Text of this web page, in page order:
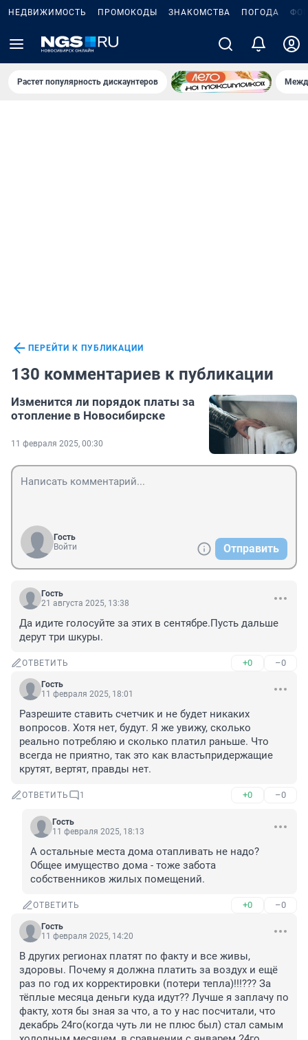
НЕДВИЖИМОСТЬ ПРОМОКОДЫ ЗНАКОМСТВА ПОГОДА
Растет популярность дискаунтеров
ПЕРЕЙТИ К ПУБЛИКАЦИИ
130 комментариев к публикации
Изменится ли порядок платы за
отопление в Новосибирске
11 февраля 2025, 00:30
Гость
Войти
Отправить
Гость
21 августа 2025, 13:38
Да идите голосуйте за этих в сентябре.Пусть дальше
дерут три шкуры.
ОТВЕТИТЬ +0 –0
Гость
11 февраля 2025, 18:01
Разрешите ставить счетчик и не будет никаких
вопросов. Хотя нет, будут. Я же увижу, сколько
реально потребляю и сколько платил раньше. Что
всегда не приятно, так это как властьпридержащие
крутят, вертят, правды нет.
ОТВЕТИТЬ 1 +0 –0
Гость
11 февраля 2025, 18:13
А остальные места дома отапливать не надо?
Общее имущество дома - тоже забота
собственников жилых помещений.
ОТВЕТИТЬ +0 –0
Гость
11 февраля 2025, 14:20
В других регионах платят по факту и все живы,
здоровы. Почему я должна платить за воздух и ещё
раз по год их корректировки (потери тепла)!!!??? За
тёплые месяца деньги куда идут?? Лучше я заплачу по
факту, хотя бы зная за что, а то у нас посчитали, что
декабрь 24го(когда чуть ли не плюс был) стал самым